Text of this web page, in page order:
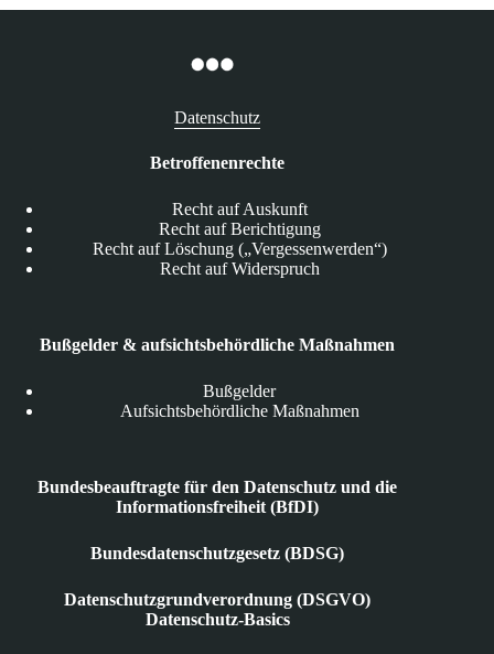
Datenschutz
Betroffenenrechte
Recht auf Auskunft
Recht auf Berichtigung
Recht auf Löschung („Vergessenwerden“)
Recht auf Widerspruch
Bußgelder & aufsichtsbehördliche Maßnahmen
Bußgelder
Aufsichtsbehördliche Maßnahmen
Bundesbeauftragte für den Datenschutz und die
Informationsfreiheit (BfDI)
Bundesdatenschutzgesetz (BDSG)
Datenschutzgrundverordnung (DSGVO)
Datenschutz-Basics